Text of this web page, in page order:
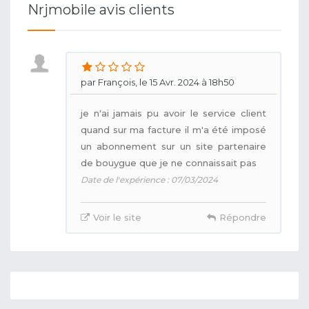
Nrjmobile avis clients
par François, le 15 Avr. 2024 à 18h50
je n'ai jamais pu avoir le service client
quand sur ma facture il m'a été imposé
un abonnement sur un site partenaire
de bouygue que je ne connaissait pas
Date de l'expérience : 07/03/2024
Voir le site Répondre